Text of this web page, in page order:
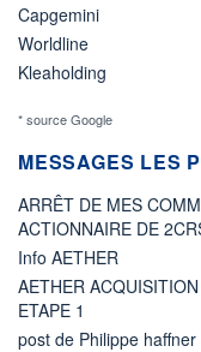
Capgemini
Worldline
Kleaholding
* source Google
MESSAGES LES
ARRÊT DE MES
ACTIONNAIRE DE
Info AETHER
AETHER
ETAPE 1
post de Philippe